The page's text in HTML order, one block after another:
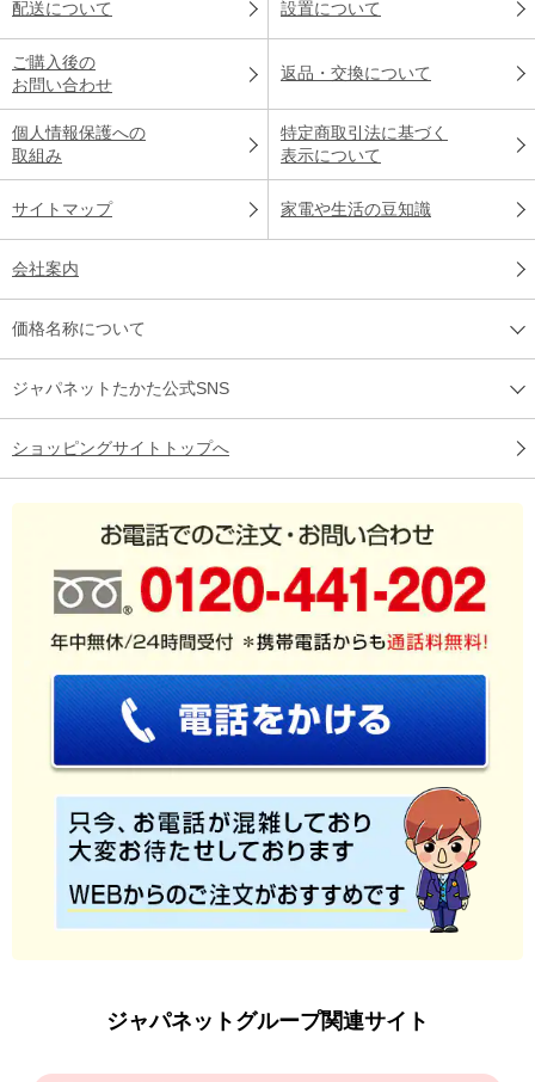
配送について 設置について
ご購入後の
お問い合わせ
返品・交換について
個人情報保護への
取組み
特定商取引法に基づく
表示について
サイトマップ 家電や生活の豆知識
会社案内
価格名称について
ジャパネットたかた公式SNS
ショッピングサイトトップへ
ジャパネットグループ関連サイト